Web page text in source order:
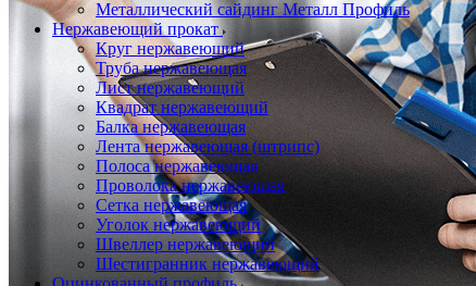
Металлический сайдинг Металл Профиль
Нержавеющий прокат
Круг нержавеющий
Труба нержавеющая
Лист нержавеющий
Квадрат нержавеющий
Балка нержавеющая
Лента нержавеющая (штрипс)
Полоса нержавеющая
Проволока нержавеющая
Сетка нержавеющая
Уголок нержавеющий
Швеллер нержавеющий
Шестигранник нержавеющий